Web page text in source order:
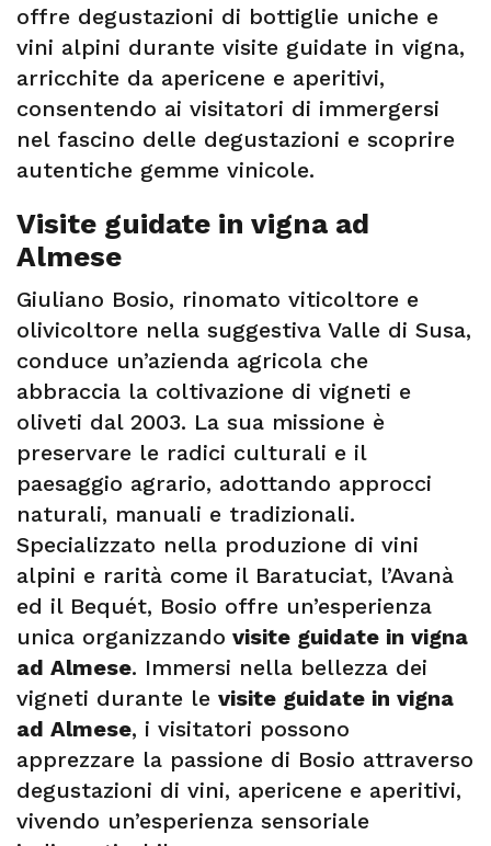
offre degustazioni di bottiglie uniche e
vini alpini durante visite guidate in vigna,
arricchite da apericene e aperitivi,
consentendo ai visitatori di immergersi
nel fascino delle degustazioni e scoprire
autentiche gemme vinicole.
Visite guidate in vigna ad
Almese
Giuliano Bosio, rinomato viticoltore e
olivicoltore nella suggestiva Valle di Susa,
conduce un’azienda agricola che
abbraccia la coltivazione di vigneti e
oliveti dal 2003. La sua missione è
preservare le radici culturali e il
paesaggio agrario, adottando approcci
naturali, manuali e tradizionali.
Specializzato nella produzione di vini
alpini e rarità come il Baratuciat, l’Avanà
ed il Bequét, Bosio offre un’esperienza
unica organizzando visite guidate in vigna
ad Almese. Immersi nella bellezza dei
vigneti durante le visite guidate in vigna
ad Almese, i visitatori possono
apprezzare la passione di Bosio attraverso
degustazioni di vini, apericene e aperitivi,
vivendo un’esperienza sensoriale